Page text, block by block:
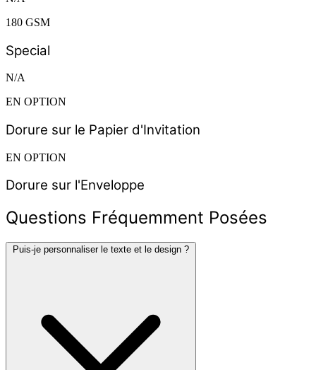
180 GSM
Special
N/A
EN OPTION
Dorure sur le Papier d'Invitation
EN OPTION
Dorure sur l'Enveloppe
Questions Fréquemment Posées
Puis-je personnaliser le texte et le design ?